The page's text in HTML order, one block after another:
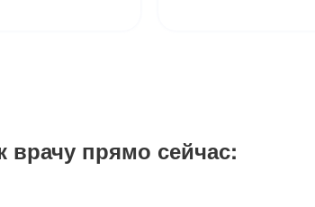
врачу прямо сейчас: